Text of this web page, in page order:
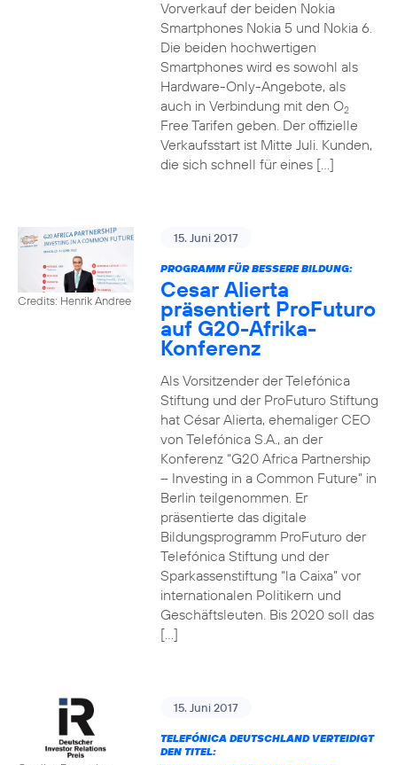
Vorverkauf der beiden Nokia
Smartphones Nokia 5 und Nokia 6.
Die beiden hochwertigen
Smartphones wird es sowohl als
Hardware-Only-Angebote, als
auch in Verbindung mit den O2
Free Tarifen geben. Der offizielle
Verkaufsstart ist Mitte Juli. Kunden,
die sich schnell für eines […]
Credits: Henrik Andree
15. Juni 2017
PROGRAMM FÜR BESSERE BILDUNG:
Cesar Alierta
präsentiert ProFuturo
auf G20-Afrika-
Konferenz
Als Vorsitzender der Telefónica
Stiftung und der ProFuturo Stiftung
hat César Alierta, ehemaliger CEO
von Telefónica S.A., an der
Konferenz “G20 Africa Partnership
– Investing in a Common Future” in
Berlin teilgenommen. Er
präsentierte das digitale
Bildungsprogramm ProFuturo der
Telefónica Stiftung und der
Sparkassenstiftung “la Caixa” vor
internationalen Politikern und
Geschäftsleuten. Bis 2020 soll das
[…]
15. Juni 2017
TELEFÓNICA DEUTSCHLAND VERTEIDIGT
DEN TITEL: